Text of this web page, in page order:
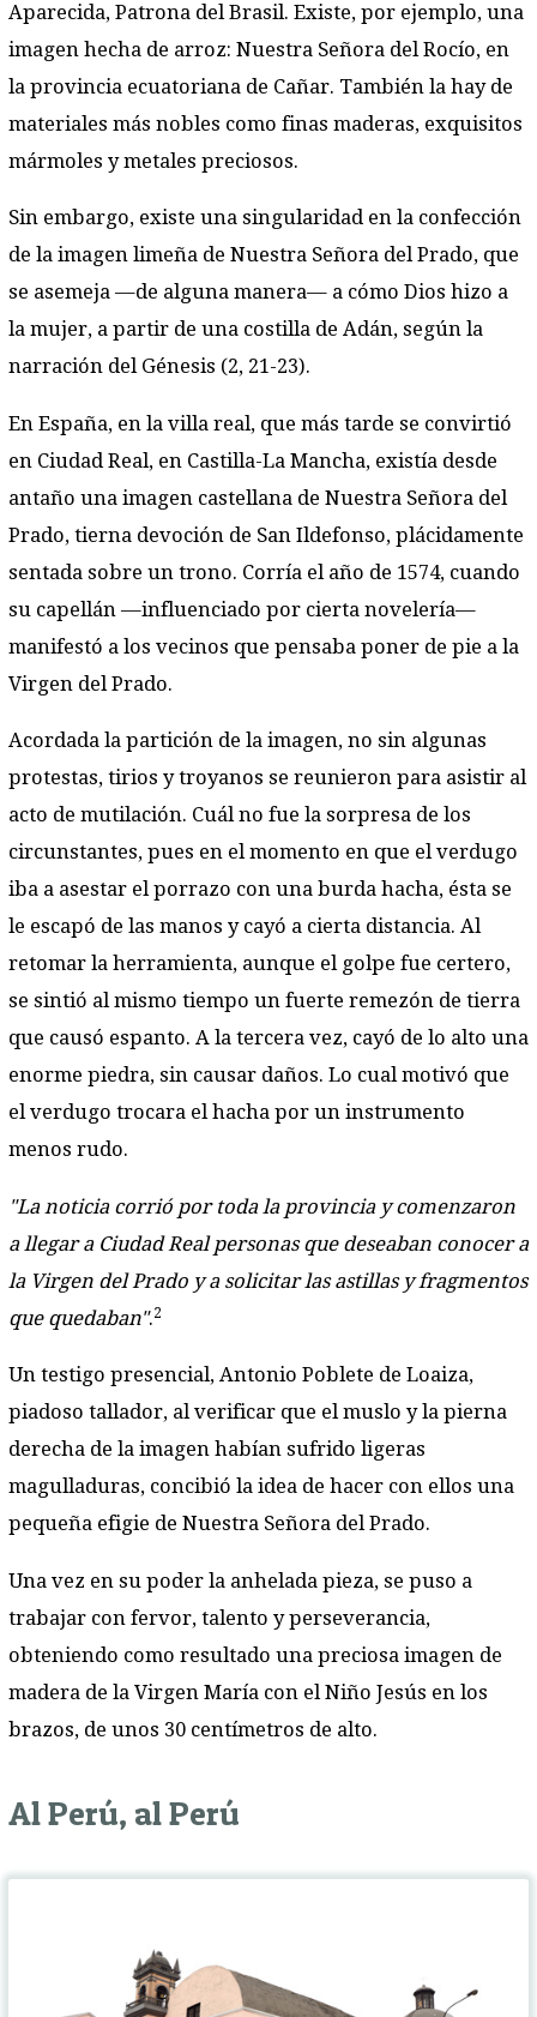
Aparecida, Patrona del Brasil. Existe, por ejemplo, una
imagen hecha de arroz: Nuestra Señora del Rocío, en
la provincia ecuatoriana de Cañar. También la hay de
materiales más nobles como finas maderas, exquisitos
mármoles y metales preciosos.
Sin embargo, existe una singularidad en la confección
de la imagen limeña de Nuestra Señora del Prado, que
se asemeja —de alguna manera— a cómo Dios hizo a
la mujer, a partir de una costilla de Adán, según la
narración del Génesis (2, 21-23).
En España, en la villa real, que más tarde se convirtió
en Ciudad Real, en Castilla-La Mancha, existía desde
antaño una imagen castellana de Nuestra Señora del
Prado, tierna devoción de San Ildefonso, plácidamente
sentada sobre un trono. Corría el año de 1574, cuando
su capellán —influenciado por cierta novelería—
manifestó a los vecinos que pensaba poner de pie a la
Virgen del Prado.
Acordada la partición de la imagen, no sin algunas
protestas, tirios y troyanos se reunieron para asistir al
acto de mutilación. Cuál no fue la sorpresa de los
circunstantes, pues en el momento en que el verdugo
iba a asestar el porrazo con una burda hacha, ésta se
le escapó de las manos y cayó a cierta distancia. Al
retomar la herramienta, aunque el golpe fue certero,
se sintió al mismo tiempo un fuerte remezón de tierra
que causó espanto. A la tercera vez, cayó de lo alto una
enorme piedra, sin causar daños. Lo cual motivó que
el verdugo trocara el hacha por un instrumento
menos rudo.
"La noticia corrió por toda la provincia y comenzaron
a llegar a Ciudad Real personas que deseaban conocer a
la Virgen del Prado y a solicitar las astillas y fragmentos
que quedaban".2
Un testigo presencial, Antonio Poblete de Loaiza,
piadoso tallador, al verificar que el muslo y la pierna
derecha de la imagen habían sufrido ligeras
magulladuras, concibió la idea de hacer con ellos una
pequeña efigie de Nuestra Señora del Prado.
Una vez en su poder la anhelada pieza, se puso a
trabajar con fervor, talento y perseverancia,
obteniendo como resultado una preciosa imagen de
madera de la Virgen María con el Niño Jesús en los
brazos, de unos 30 centímetros de alto.
Al Perú, al Perú